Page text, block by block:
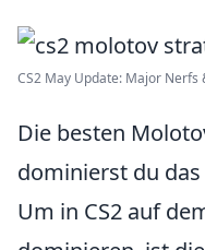
CS2 May Update: Major Nerfs
Die besten
dominierst du
Um in CS2 auf